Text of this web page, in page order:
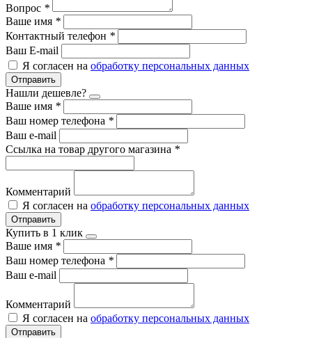
Вопрос *
Ваше имя *
Контактный телефон *
Ваш E-mail
Я согласен на обработку персональных данных
Отправить
Нашли дешевле?
Ваше имя *
Ваш номер телефона *
Ваш e-mail
Ссылка на товар другого магазина *
Комментарий
Я согласен на обработку персональных данных
Отправить
Купить в 1 клик
Ваше имя *
Ваш номер телефона *
Ваш e-mail
Комментарий
Я согласен на обработку персональных данных
Отправить